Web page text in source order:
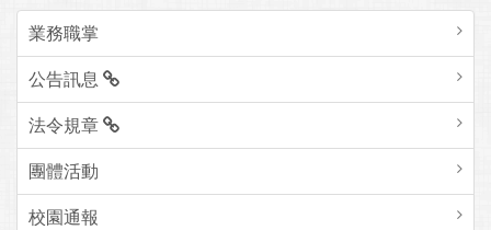
業務職掌
公告訊息
法令規章
團體活動
校園通報